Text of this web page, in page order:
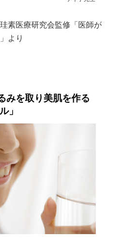
素医療研究会監修「医師が
より
を取り美肌を作る
」